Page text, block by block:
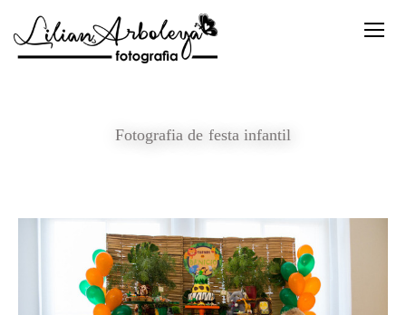
Fotografia de festa infantil